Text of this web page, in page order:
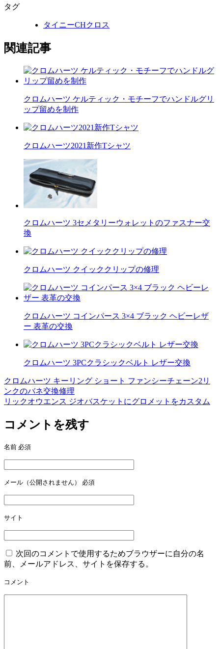
タグ
タイニーCHクロス
関連記事
クロムハーツ ケルティック・モチーフでハンドルグリ
ップ留めを制作
クロムハーツ2021新作Tシャツ
クロムハーツ 3セメタリーウォレットのファスナー交
換
クロムハーツ クイッククリップの修理
クロムハーツ コインパース 3×4 ブラック ヘビーレザ
ー 表革の交換
クロムハーツ 3PCクラシックベルト レザー交換
投
稿
ビ
ゲ
ー
シ
ョ
ン
クロムハーツ キーリング ショート ファンシーチェーン2リ
ンクのバネ交換修理
リックオウエンス ジオバスケットにグロメットをカスタム
コメントを残す
名前 必須
メール（公開されません） 必須
サイト
次回のコメントで使用するためブラウザーに自分の名
前、メールアドレス、サイトを保存する。
コメント